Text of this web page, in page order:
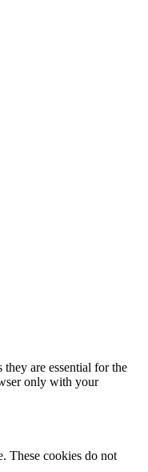
are essential for the
only with your
These cookies do not